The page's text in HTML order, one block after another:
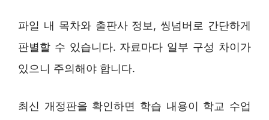
파일 내 목차와 출판사 정보, 씽넘버로 간단하게
판별할 수 있습니다. 자료마다 일부 구성 차이가
있으니 주의해야 합니다.
최신 개정판을 확인하면 학습 내용이 학교 수업